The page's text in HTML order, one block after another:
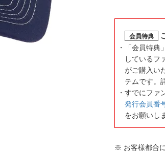
会員特典
「会員特
しているフ
がご購入い
テムです。
すでにファ
発行会員番
をお願いし
※ お客様都合